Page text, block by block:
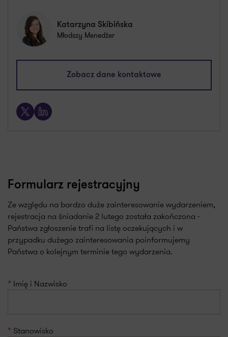
Katarzyna Skibińska
Młodszy Menedżer
Zobacz dane kontaktowe
X LinkedIn
Formularz rejestracyjny
Ze względu na bardzo duże zainteresowanie wydarzeniem,
rejestracja na śniadanie 2 lutego została zakończona -
Państwa zgłoszenie trafi na listę oczekujących i w
przypadku dużego zainteresowania poinformujemy
Państwa o kolejnym terminie tego wydarzenia.
Imię i Nazwisko
Stanowisko